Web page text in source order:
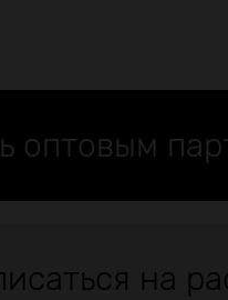
оптовым
на